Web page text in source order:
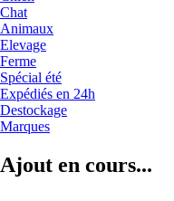
Chat
Animaux
Elevage
Ferme
Spécial été
Expédiés en 24h
Destockage
Marques
Ajout en cours...